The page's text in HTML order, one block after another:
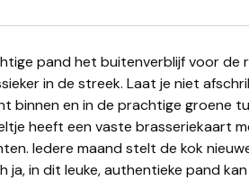
in de streek. Laat je niet
binnen en in de prachtige groene
heeft een vaste brasseriekaart
Iedere maand stelt de kok
ja, in dit leuke, authentieke pand